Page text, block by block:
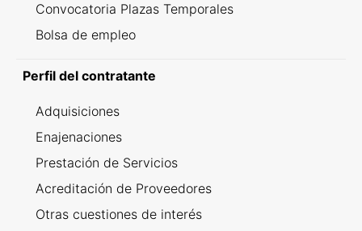
Convocatoria Plazas Temporales
Bolsa de empleo
Perfil del contratante
Adquisiciones
Enajenaciones
Prestación de Servicios
Acreditación de Proveedores
Otras cuestiones de interés